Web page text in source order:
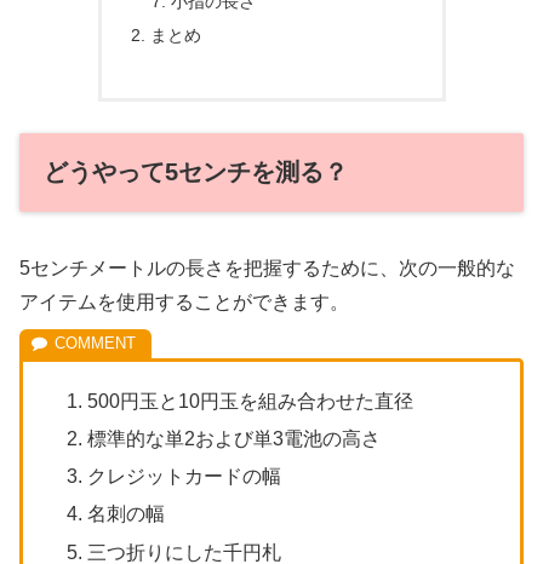
まとめ
どうやって5センチを測る？
5センチメートルの長さを把握するために、次の一般的な
アイテムを使用することができます。
500円玉と10円玉を組み合わせた直径
標準的な単2および単3電池の高さ
クレジットカードの幅
名刺の幅
三つ折りにした千円札